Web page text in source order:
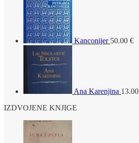
Kanconijer 50.00 €
Ana Karenjina 13.00
IZDVOJENE KNJIGE